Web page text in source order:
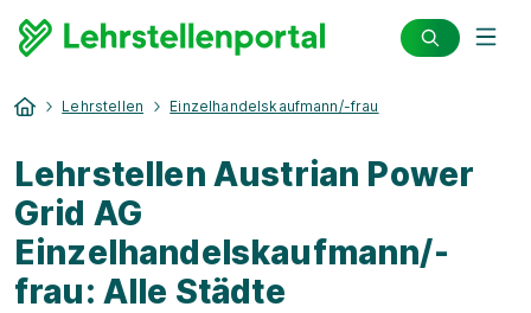
Lehrstellen Einzelhandelskaufmann/-frau
Lehrstellen Austrian Power
Grid AG
Einzelhandelskaufmann/-
frau: Alle Städte